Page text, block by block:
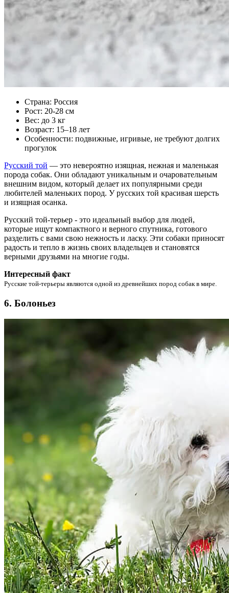
Страна: Россия
Рост: 20-28 см
Вес: до 3 кг
Возраст: 15–18 лет
Особенности: подвижные, игривые, не требуют долгих
прогулок
Русский той — это невероятно изящная, нежная и маленькая
порода собак. Они обладают уникальным и очаровательным
внешним видом, который делает их популярными среди
любителей маленьких пород. У русских той красивая шерсть
и изящная осанка.
Русский той-терьер - это идеальный выбор для людей,
которые ищут компактного и верного спутника, готового
разделить с вами свою нежность и ласку. Эти собаки приносят
радость и тепло в жизнь своих владельцев и становятся
верными друзьями на многие годы.
Интересный факт
Русские той-терьеры являются одной из древнейших пород собак в мире.
6. Болоньез